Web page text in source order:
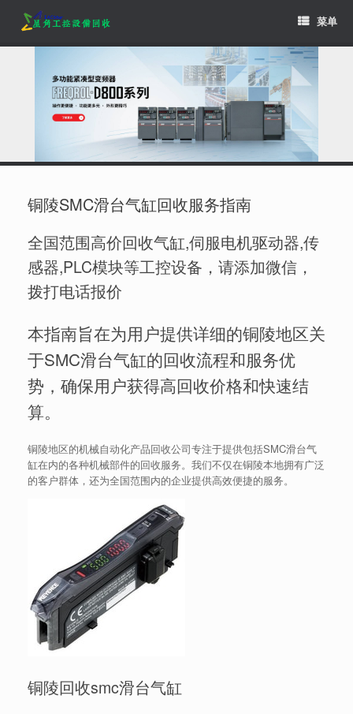
content
菜单
铜陵SMC滑台气缸回收服务指南
全国范围高价回收气缸,伺服电机驱动器,传
感器,PLC模块等工控设备，请添加微信，
拨打电话报价
本指南旨在为用户提供详细的铜陵地区关
于SMC滑台气缸的回收流程和服务优
势，确保用户获得高回收价格和快速结
算。
铜陵地区的机械自动化产品回收公司专注于提供包括SMC滑台气
缸在内的各种机械部件的回收服务。我们不仅在铜陵本地拥有广泛
的客户群体，还为全国范围内的企业提供高效便捷的服务。
铜陵回收smc滑台气缸